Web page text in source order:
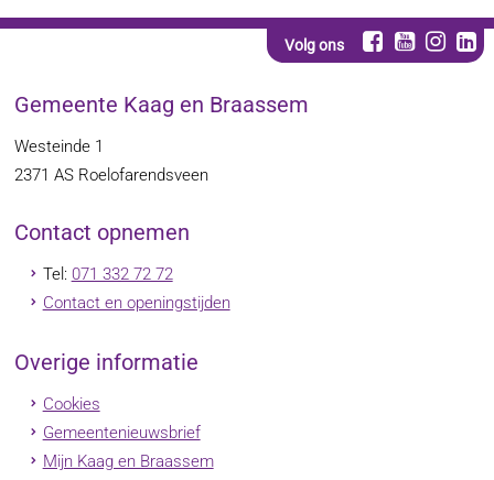
Volg ons
Gemeente Kaag en Braassem
Westeinde 1
2371 AS Roelofarendsveen
Contact opnemen
Tel: 071 332 72 72
Contact en openingstijden
Overige informatie
Cookies
Gemeentenieuwsbrief
Mijn Kaag en Braassem